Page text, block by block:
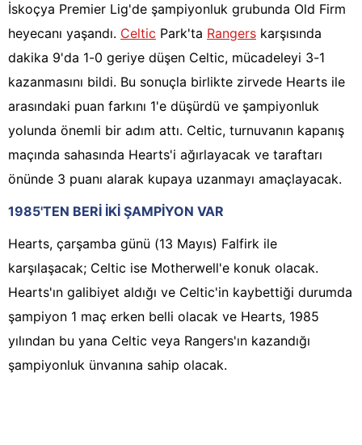
İskoçya Premier Lig'de şampiyonluk grubunda Old Firm
heyecanı yaşandı. Celtic Park'ta Rangers karşısında
dakika 9'da 1-0 geriye düşen Celtic, mücadeleyi 3-1
kazanmasını bildi. Bu sonuçla birlikte zirvede Hearts ile
arasındaki puan farkını 1'e düşürdü ve şampiyonluk
yolunda önemli bir adım attı. Celtic, turnuvanın kapanış
maçında sahasında Hearts'i ağırlayacak ve taraftarı
önünde 3 puanı alarak kupaya uzanmayı amaçlayacak.
1985'TEN BERİ İKİ ŞAMPİYON VAR
Hearts, çarşamba günü (13 Mayıs) Falfirk ile
karşılaşacak; Celtic ise Motherwell'e konuk olacak.
Hearts'ın galibiyet aldığı ve Celtic'in kaybettiği durumda
şampiyon 1 maç erken belli olacak ve Hearts, 1985
yılından bu yana Celtic veya Rangers'ın kazandığı
şampiyonluk ünvanına sahip olacak.